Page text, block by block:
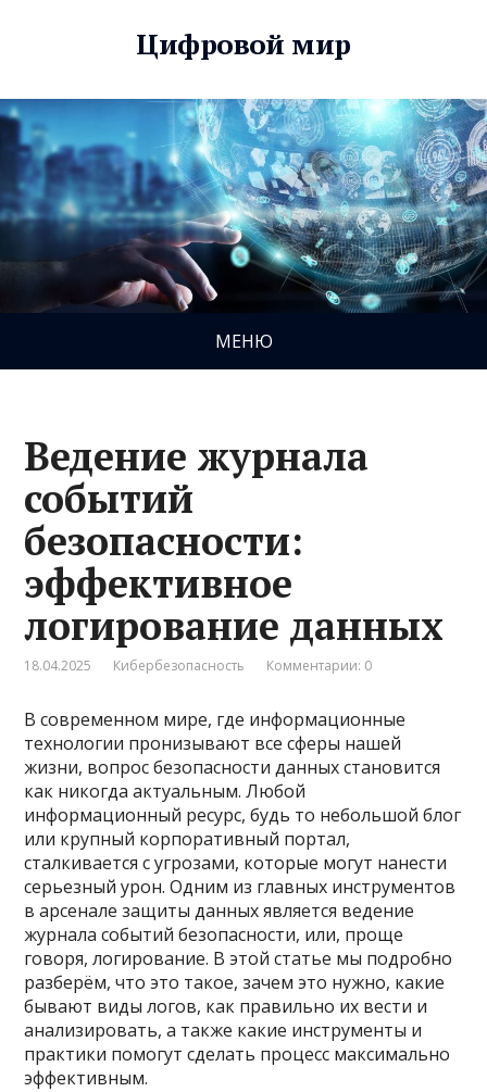
Цифровой мир
МЕНЮ
Ведение журнала
событий
безопасности:
эффективное
логирование данных
18.04.2025 Кибербезопасность Комментарии: 0
В современном мире, где информационные
технологии пронизывают все сферы нашей
жизни, вопрос безопасности данных становится
как никогда актуальным. Любой
информационный ресурс, будь то небольшой блог
или крупный корпоративный портал,
сталкивается с угрозами, которые могут нанести
серьезный урон. Одним из главных инструментов
в арсенале защиты данных является ведение
журнала событий безопасности, или, проще
говоря, логирование. В этой статье мы подробно
разберём, что это такое, зачем это нужно, какие
бывают виды логов, как правильно их вести и
анализировать, а также какие инструменты и
практики помогут сделать процесс максимально
эффективным.